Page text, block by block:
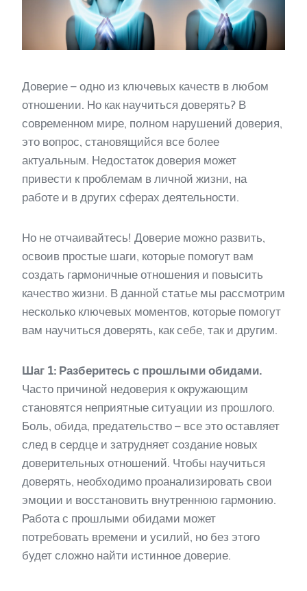
Доверие – одно из ключевых качеств в любом
отношении. Но как научиться доверять? В
современном мире, полном нарушений доверия,
это вопрос, становящийся все более
актуальным. Недостаток доверия может
привести к проблемам в личной жизни, на
работе и в других сферах деятельности.
Но не отчаивайтесь! Доверие можно развить,
освоив простые шаги, которые помогут вам
создать гармоничные отношения и повысить
качество жизни. В данной статье мы рассмотрим
несколько ключевых моментов, которые помогут
вам научиться доверять, как себе, так и другим.
Шаг 1: Разберитесь с прошлыми обидами.
Часто причиной недоверия к окружающим
становятся неприятные ситуации из прошлого.
Боль, обида, предательство – все это оставляет
след в сердце и затрудняет создание новых
доверительных отношений. Чтобы научиться
доверять, необходимо проанализировать свои
эмоции и восстановить внутреннюю гармонию.
Работа с прошлыми обидами может
потребовать времени и усилий, но без этого
будет сложно найти истинное доверие.